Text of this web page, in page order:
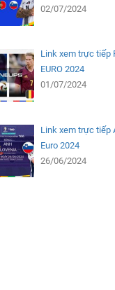
02/07/2024
Link xem trực tiếp
EURO 2024
01/07/2024
Link xem trực tiếp
Euro 2024
26/06/2024